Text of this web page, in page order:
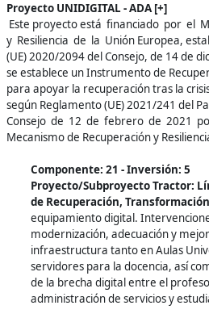
Proyecto UNIDIGITAL - ADA [+]
Este proyecto está financiado por el
y Resiliencia de la Unión Europea,
(UE) 2020/2094 del Consejo, de 14 de
se establece un Instrumento de
para apoyar la recuperación tras la
según Reglamento (UE) 2021/241 del
Consejo de 12 de febrero de 2021
Mecanismo de Recuperación y
Componente: 21 -Inversión: 5
Proyecto/Subproyecto Tractor:
de Recuperación,
equipamiento digital.
modernización, adecuación y
infraestructura tanto en Aulas
servidores para la docencia, así
de la brecha digital entre el
administración de servicios y